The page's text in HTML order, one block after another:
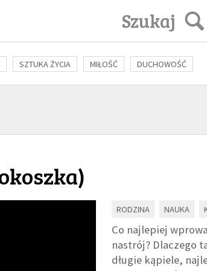
Szukaj
SZTUKA ŻYCIA MIŁOŚĆ DUCHOWOŚĆ
FILOZOFIA KULTURA ŚWIĘCI SEKS
)
RODZINA NAUKA
Co najlepiej
nastrój? Dlaczego
długie kąpiele,